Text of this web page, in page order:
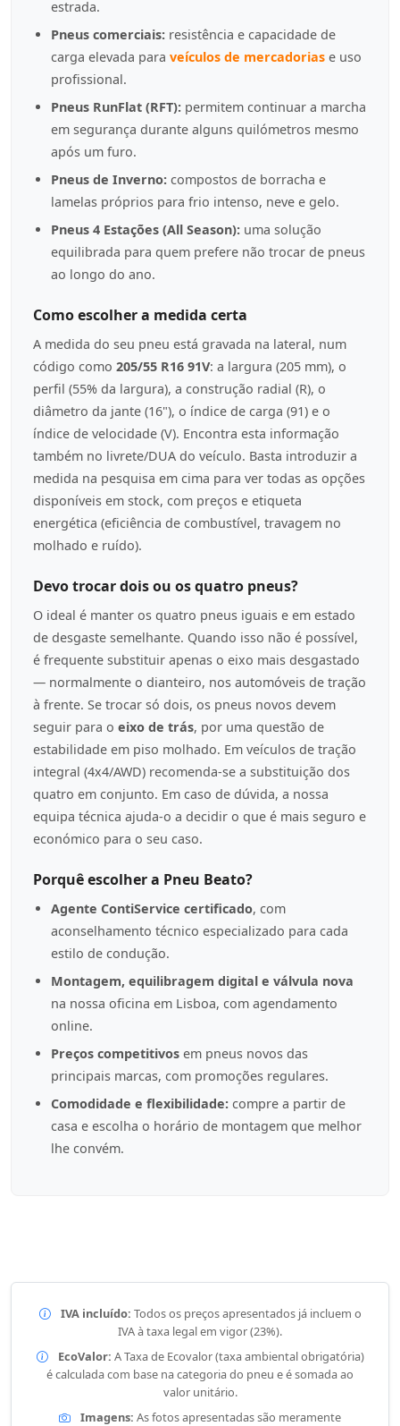
estrada.
Pneus comerciais: resistência e capacidade de
carga elevada para veículos de mercadorias e uso
profissional.
Pneus RunFlat (RFT): permitem continuar a marcha
em segurança durante alguns quilómetros mesmo
após um furo.
Pneus de Inverno: compostos de borracha e
lamelas próprios para frio intenso, neve e gelo.
Pneus 4 Estações (All Season): uma solução
equilibrada para quem prefere não trocar de pneus
ao longo do ano.
Como escolher a medida certa
A medida do seu pneu está gravada na lateral, num
código como 205/55 R16 91V: a largura (205 mm), o
perfil (55% da largura), a construção radial (R), o
diâmetro da jante (16"), o índice de carga (91) e o
índice de velocidade (V). Encontra esta informação
também no livrete/DUA do veículo. Basta introduzir a
medida na pesquisa em cima para ver todas as opções
disponíveis em stock, com preços e etiqueta
energética (eficiência de combustível, travagem no
molhado e ruído).
Devo trocar dois ou os quatro pneus?
O ideal é manter os quatro pneus iguais e em estado
de desgaste semelhante. Quando isso não é possível,
é frequente substituir apenas o eixo mais desgastado
— normalmente o dianteiro, nos automóveis de tração
à frente. Se trocar só dois, os pneus novos devem
seguir para o eixo de trás, por uma questão de
estabilidade em piso molhado. Em veículos de tração
integral (4x4/AWD) recomenda-se a substituição dos
quatro em conjunto. Em caso de dúvida, a nossa
equipa técnica ajuda-o a decidir o que é mais seguro e
económico para o seu caso.
Porquê escolher a Pneu Beato?
Agente ContiService certificado, com
aconselhamento técnico especializado para cada
estilo de condução.
Montagem, equilibragem digital e válvula nova
na nossa oficina em Lisboa, com agendamento
online.
Preços competitivos em pneus novos das
principais marcas, com promoções regulares.
Comodidade e flexibilidade: compre a partir de
casa e escolha o horário de montagem que melhor
lhe convém.
IVA incluído: Todos os preços apresentados já incluem o
IVA à taxa legal em vigor (23%).
EcoValor: A Taxa de Ecovalor (taxa ambiental obrigatória)
é calculada com base na categoria do pneu e é somada ao
valor unitário.
Imagens: As fotos apresentadas são meramente